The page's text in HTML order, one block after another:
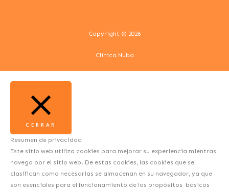
Copyright © 2026
Clínica Nuba
CERRAR
Resumen de privacidad
Este sitio web utiliza cookies para mejorar su experiencia mientras
navega por el sitio web. De estas cookies, las cookies que se
clasifican como necesarias se almacenan en su navegador, ya que
son esenciales para el funcionamiento de los propósitos básicos